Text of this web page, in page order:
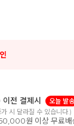
전 결제시
오늘 발송
시 달라질 수 있습니다.)
원 이상 무료배